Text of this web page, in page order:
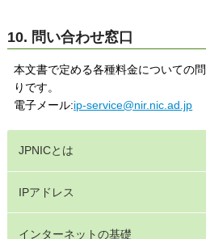
10. 問い合わせ窓口
本文書で定める各種料金についての
りです。
電子メール:ip-service@nir.nic.ad.jp
JPNICとは
IPアドレス
インターネットの基礎